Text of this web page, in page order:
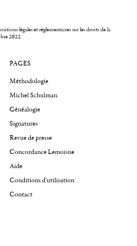
légales et réglementaires sur les droits de la
2022
PAGES
Méthodologie
Michel Schulman
Généalogie
Signatures
Revue de presse
Concordance Lemoisne
Aide
Conditions d'utilisation
Contact